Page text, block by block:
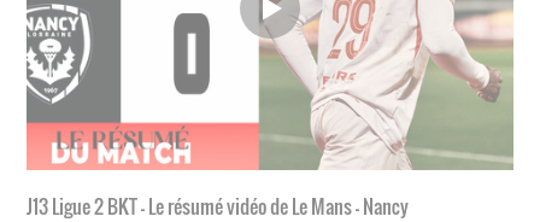
J13 Ligue 2 BKT - Le résumé vidéo de Le Mans - Nancy